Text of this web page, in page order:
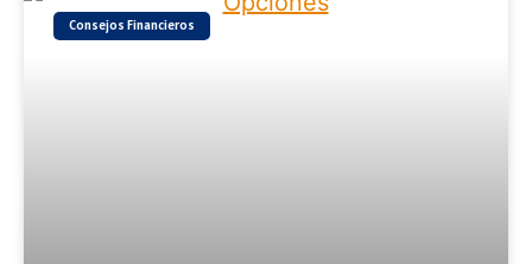
Consejos Financieros